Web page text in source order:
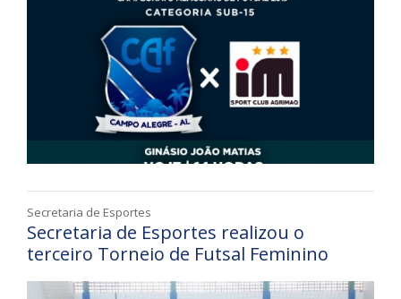
Secretaria de Esportes
Secretaria de Esportes realizou o
terceiro Torneio de Futsal Feminino